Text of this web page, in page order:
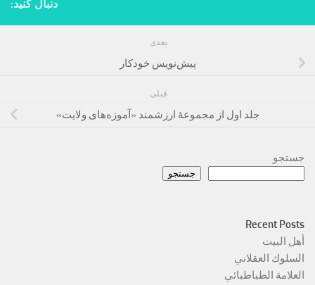
دنبال کنید:
بعدی
پیش‌نویس خودکار
قبلی
جلد اول از مجموعۀ ارزشمند «آموزه‌های ولایت»
جستجو
جستجو
Recent Posts
أهل البيت
السلوك العقلاني
العلامة الطباطبائي